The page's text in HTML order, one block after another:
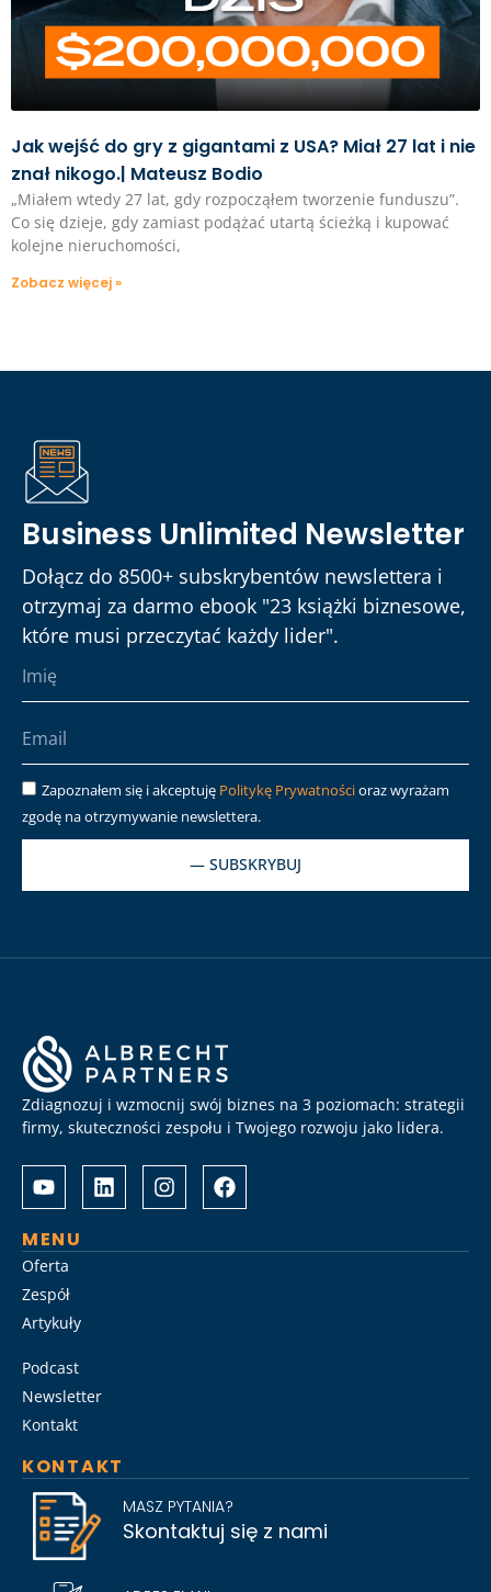
Jak wejść do gry z gigantami z USA? Miał 27 lat i nie
znał nikogo.| Mateusz Bodio
„Miałem wtedy 27 lat, gdy rozpocząłem tworzenie funduszu”.
Co się dzieje, gdy zamiast podążać utartą ścieżką i kupować
kolejne nieruchomości,
Zobacz więcej »
Business Unlimited Newsletter
Dołącz do 8500+ subskrybentów newslettera i
otrzymaj za darmo ebook "23 książki biznesowe,
które musi przeczytać każdy lider".
Zapoznałem się i akceptuję Politykę Prywatnościoraz wyrażam
zgodę na otrzymywanie newslettera.
— SUBSKRYBUJ
Zdiagnozuj i wzmocnij swój biznes na 3 poziomach: strategii
firmy, skuteczności zespołu i Twojego rozwoju jako lidera.
Albrecht
Partners
разом
із
Сіті
розробили
Слот
Сіті
вхід
ринок
для
топ-
менеджменту
та
активно
Разом
Albrechtpartners
в
Slot
провели
дослідження
топ-
менеджменту,
виявивши
тренди
найму
2026
рік.
MENU
Oferta
Zespół
Artykuły
Podcast
Newsletter
Kontakt
KONTAKT
MASZ PYTANIA?
Skontaktuj się z nami